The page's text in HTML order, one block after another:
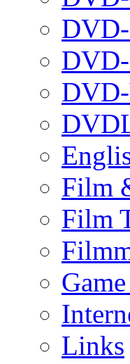
Film
Film
Links